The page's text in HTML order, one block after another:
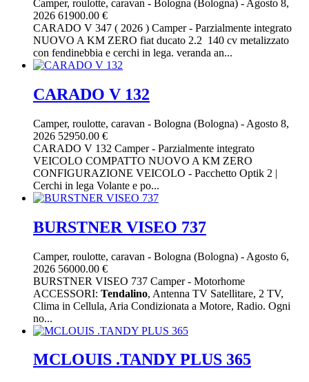
Camper, roulotte, caravan - Bologna (Bologna) - Agosto 8,
2026 61900.00 €
CARADO V 347 ( 2026 ) Camper - Parzialmente integrato
NUOVO A KM ZERO fiat ducato 2.2 140 cv metalizzato
con fendinebbia e cerchi in lega. veranda an...
CARADO V 132
Camper, roulotte, caravan - Bologna (Bologna) - Agosto 8,
2026 52950.00 €
CARADO V 132 Camper - Parzialmente integrato
VEICOLO COMPATTO NUOVO A KM ZERO
CONFIGURAZIONE VEICOLO - Pacchetto Optik 2 |
Cerchi in lega Volante e po...
BURSTNER VISEO 737
Camper, roulotte, caravan - Bologna (Bologna) - Agosto 6,
2026 56000.00 €
BURSTNER VISEO 737 Camper - Motorhome
ACCESSORI: Tendalino, Antenna TV Satellitare, 2 TV,
Clima in Cellula, Aria Condizionata a Motore, Radio. Ogni
no...
MCLOUIS .TANDY PLUS 365